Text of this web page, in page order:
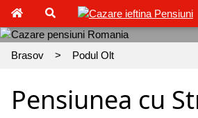
Brasov > Podul Olt
Pensiunea cu